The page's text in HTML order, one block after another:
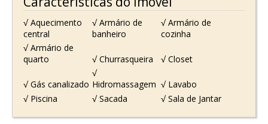
√ Aquecimento
central
√ Armário de
banheiro
√ Armário de
cozinha
√ Armário de
quarto
√ Churrasqueira √ Closet
√ Gás canalizado
√
Hidromassagem √ Lavabo
√ Piscina
√ Sacada √ Sala de Jantar